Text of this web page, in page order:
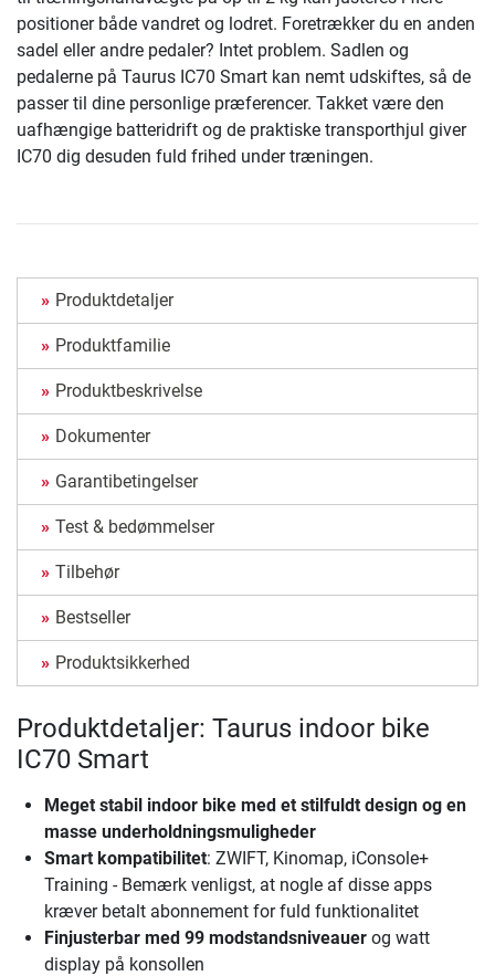
positioner både vandret og lodret. Foretrækker du en anden
sadel eller andre pedaler? Intet problem. Sadlen og
pedalerne på Taurus IC70 Smart kan nemt udskiftes, så de
passer til dine personlige præferencer. Takket være den
uafhængige batteridrift og de praktiske transporthjul giver
IC70 dig desuden fuld frihed under træningen.
Produktdetaljer
Produktfamilie
Produktbeskrivelse
Dokumenter
Garantibetingelser
Test & bedømmelser
Tilbehør
Bestseller
Produktsikkerhed
Produktdetaljer: Taurus indoor bike
IC70 Smart
Meget stabil indoor bike med et stilfuldt design og en
masse underholdningsmuligheder
Smart kompatibilitet: ZWIFT, Kinomap, iConsole+
Training - Bemærk venligst, at nogle af disse apps
kræver betalt abonnement for fuld funktionalitet
Finjusterbar med 99 modstandsniveauer og watt
display på konsollen